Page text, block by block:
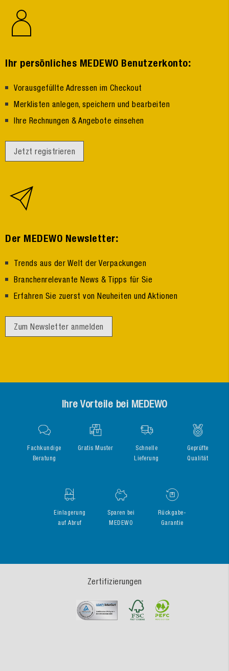
Ihr persönliches MEDEWO Benutzerkonto:
Vorausgefüllte Adressen im Checkout
Merklisten anlegen, speichern und bearbeiten
Ihre Rechnungen & Angebote einsehen
Jetzt registrieren
Der MEDEWO Newsletter:
Trends aus der Welt der Verpackungen
Branchenrelevante News & Tipps für Sie
Erfahren Sie zuerst von Neuheiten und Aktionen
Zum Newsletter anmelden
Ihre Vorteile bei MEDEWO
Fachkundige
Beratung
Gratis Muster
Schnelle
Lieferung
Geprüfte
Qualität
Einlagerung
auf Abruf
Sparen bei
MEDEWO
Rückgabe-
Garantie
Zertifizierungen